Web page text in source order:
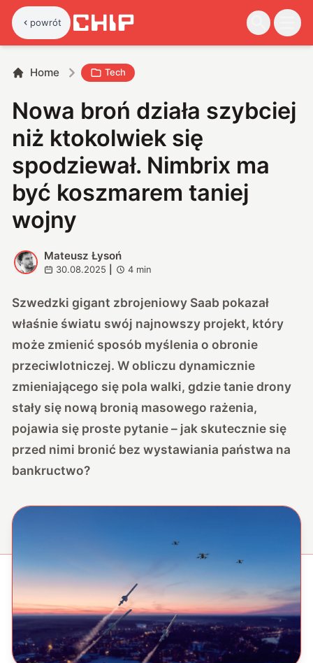
powrót
Home Tech
Nowa broń działa szybciej
niż ktokolwiek się
spodziewał. Nimbrix ma
być koszmarem taniej
wojny
M
Mateusz Łysoń
30.08.2025 4 min
Szwedzki gigant zbrojeniowy Saab pokazał
właśnie światu swój najnowszy projekt, który
może zmienić sposób myślenia o obronie
przeciwlotniczej. W obliczu dynamicznie
zmieniającego się pola walki, gdzie tanie drony
stały się nową bronią masowego rażenia,
pojawia się proste pytanie – jak skutecznie się
przed nimi bronić bez wystawiania państwa na
bankructwo?